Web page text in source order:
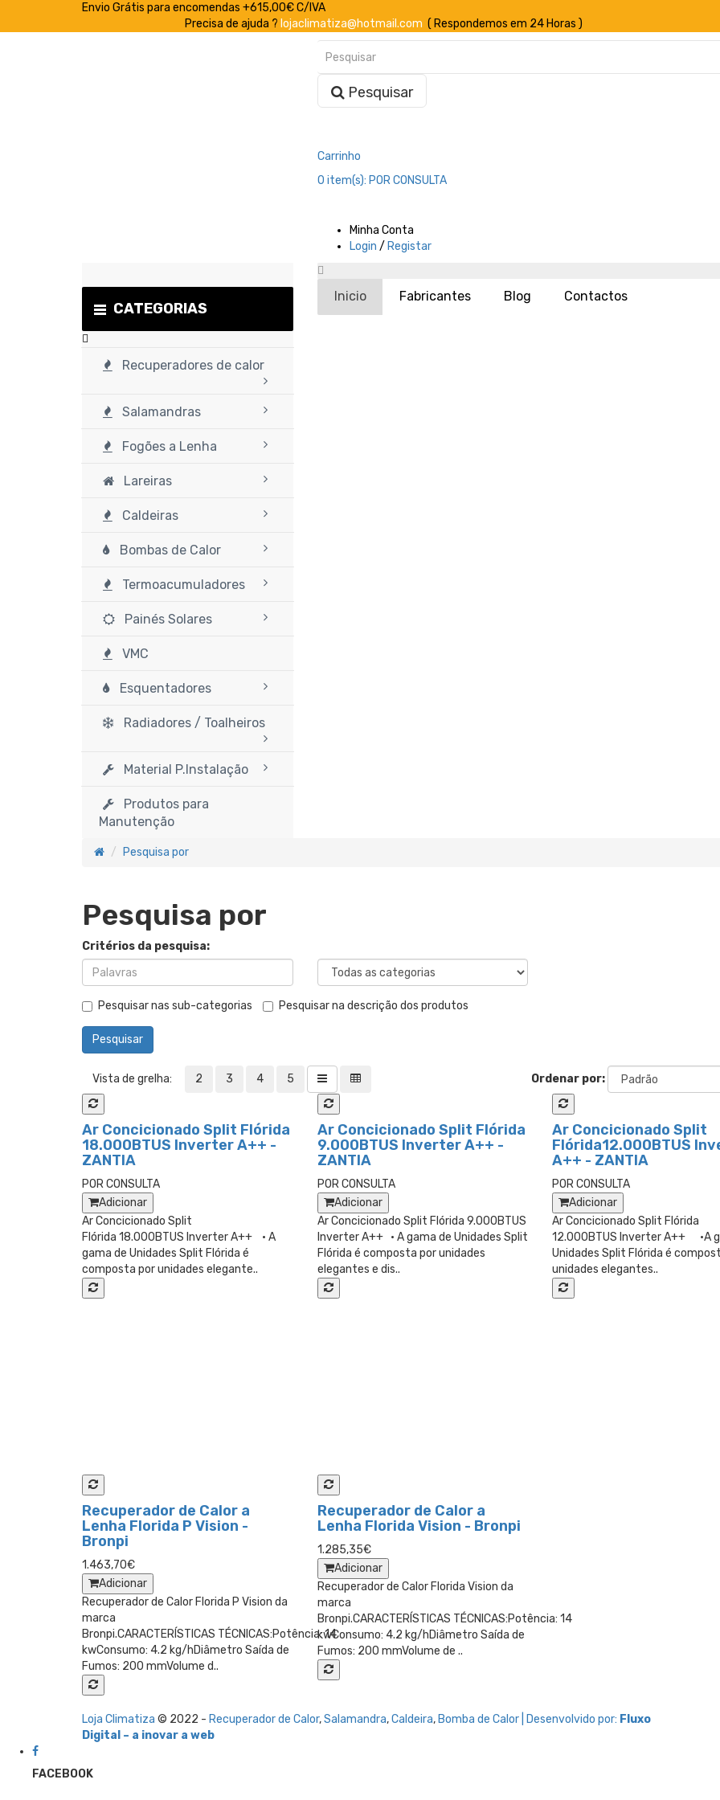
Envio Grátis para encomendas +615,00€ C/IVA
Precisa de ajuda ? lojaclimatiza@hotmail.com ( Respondemos em 24 Horas )
Pesquisar
Carrinho
0 item(s): POR CONSULTA
Minha Conta
Login / Registar
CATEGORIAS
Recuperadores de calor
Salamandras
Fogões a Lenha
Lareiras
Caldeiras
Bombas de Calor
Termoacumuladores
Painés Solares
VMC
Esquentadores
Radiadores / Toalheiros
Material P.Instalação
Produtos para
Manutenção
Inicio Fabricantes Blog Contactos
Pesquisa por
Pesquisa por
Critérios da pesquisa:
Pesquisar nas sub-categorias Pesquisar na descrição dos produtos
Vista de grelha: 2 3 4 5 Ordenar por:
Ar Concicionado Split Flórida
18.000BTUS Inverter A++ -
ZANTIA
POR CONSULTA
Adicionar
Ar Concicionado Split
Flórida 18.000BTUS Inverter A++ • A
gama de Unidades Split Flórida é
composta por unidades elegante..
Ar Concicionado Split Flórida
9.000BTUS Inverter A++ -
ZANTIA
POR CONSULTA
Adicionar
Ar Concicionado Split Flórida 9.000BTUS
Inverter A++ • A gama de Unidades Split
Flórida é composta por unidades
elegantes e dis..
Ar Concicionado Split
Flórida12.000BTUS
A++ - ZANTIA
POR CONSULTA
Adicionar
Ar Concicionado Split Flórida
12.000BTUS Inverter A++ •A
Unidades Split Flórida é
unidades elegantes..
Recuperador de Calor a
Lenha Florida P Vision -
Bronpi
1.463,70€
Adicionar
Recuperador de Calor Florida P Vision da
marca
Bronpi.CARACTERÍSTICAS TÉCNICAS:Potência: 14
kwConsumo: 4.2 kg/hDiâmetro Saída de
Fumos: 200 mmVolume d..
Recuperador de Calor a
Lenha Florida Vision - Bronpi
1.285,35€
Adicionar
Recuperador de Calor Florida Vision da
marca
Bronpi.CARACTERÍSTICAS TÉCNICAS:Potência: 14
kwConsumo: 4.2 kg/hDiâmetro Saída de
Fumos: 200 mmVolume de ..
Loja Climatiza © 2022 - Recuperador de Calor,Salamandra,Caldeira, Bomba de Calor | Desenvolvido por: Fluxo
Digital – a inovar a web
FACEBOOK